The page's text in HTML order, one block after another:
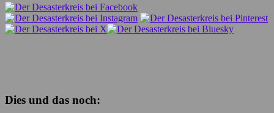
Dies und das noch: